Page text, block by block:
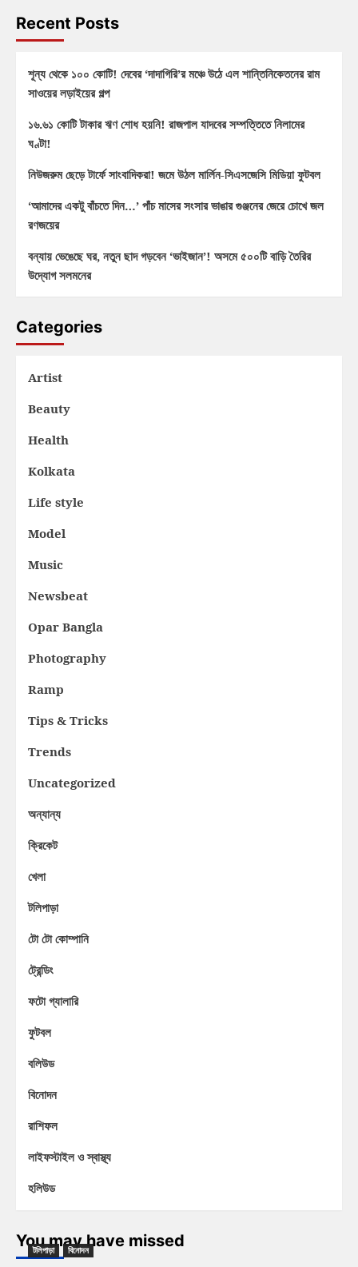
Recent Posts
শূন্য থেকে ১০০ কোটি! দেবের ‘দাদাগিরি’র মঞ্চে উঠে এল শান্তিনিকেতনের রাম
সাওয়ের লড়াইয়ের গল্প
১৬.৬১ কোটি টাকার ঋণ শোধ হয়নি! রাজপাল যাদবের সম্পত্তিতে নিলামের
ঘণ্টা!
নিউজরুম ছেড়ে টার্ফে সাংবাদিকরা! জমে উঠল মার্লিন-সিএসজেসি মিডিয়া ফুটবল
‘আমাদের একটু বাঁচতে দিন…’ পাঁচ মাসের সংসার ভাঙার গুঞ্জনের জেরে চোখে জল
রণজয়ের
বন্যায় ভেঙেছে ঘর, নতুন ছাদ গড়বেন ‘ভাইজান’! অসমে ৫০০টি বাড়ি তৈরির
উদ্যোগ সলমনের
Categories
Artist
Beauty
Health
Kolkata
Life style
Model
Music
Newsbeat
Opar Bangla
Photography
Ramp
Tips & Tricks
Trends
Uncategorized
অন্যান্য
ক্রিকেট
খেলা
টলিপাড়া
টো টো কোম্পানি
ট্রেন্ডিং
ফটো গ্যালারি
ফুটবল
বলিউড
বিনোদন
রাশিফল
লাইফস্টাইল ও স্বাস্থ্য
হলিউড
You may have missed
টলিপাড়া বিনোদন